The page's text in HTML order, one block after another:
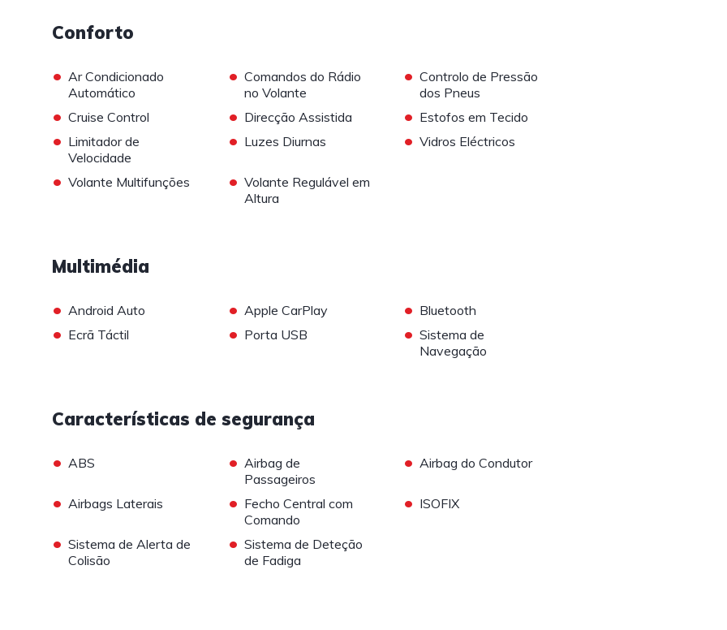
Conforto
• Ar Condicionado
Automático
• Comandos do Rádio
no Volante
• Controlo de Pressão
dos Pneus
• Cruise Control • Direcção Assistida • Estofos em Tecido
• Limitador de
Velocidade
• Luzes Diurnas • Vidros Eléctricos
• Volante Multifunções • Volante Regulável em
Altura
Multimédia
• Android Auto • Apple CarPlay • Bluetooth
• Ecrã Táctil • Porta USB • Sistema de
Navegação
Características de segurança
• ABS • Airbag de
Passageiros
• Airbag do Condutor
• Airbags Laterais • Fecho Central com
Comando
• ISOFIX
• Sistema de Alerta de
Colisão
• Sistema de Deteção
de Fadiga